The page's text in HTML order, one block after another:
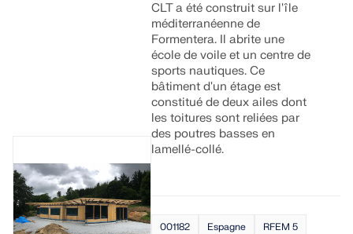
CLT a été construit sur l'île
méditerranéenne de
Formentera. Il abrite une
école de voile et un centre de
sports nautiques. Ce
bâtiment d'un étage est
constitué de deux ailes dont
les toitures sont reliées par
des poutres basses en
lamellé-collé.
001182 Espagne RFEM 5